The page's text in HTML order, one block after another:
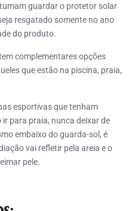
guardar o protetor solar
resgatado somente no ano
do produto.
complementares opções
que estão na piscina, praia,
esportivas que tenham
para praia, nunca deixar de
embaixo do guarda-sol, é
vai refletir pela areia e o
pele.